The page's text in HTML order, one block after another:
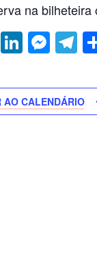
na
W
h
Li
n
k
e
M
e
ss
e
T
el
e
gr
AO CALENDÁRIO